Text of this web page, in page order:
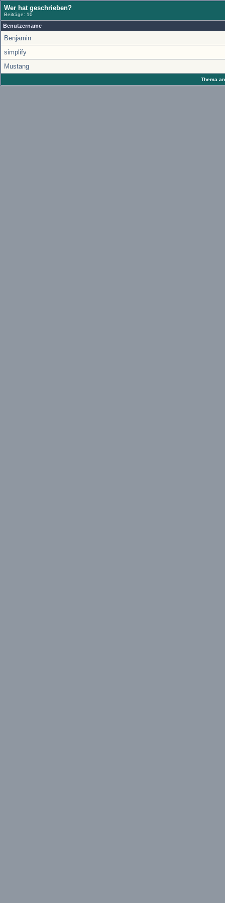
Wer hat geschrieben?
Beiträge: 10
Benutzername
Benjamin
simplify
Mustang
Thema